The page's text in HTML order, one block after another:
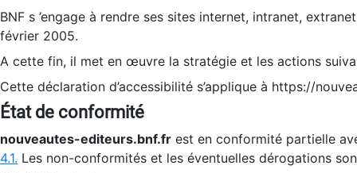
BNF s ’engage à rendre ses sites internet, intranet,
février 2005.
A cette fin, il met en œuvre la stratégie et les actions
Cette déclaration d’accessibilité s’applique à https://
État de conformité
nouveautes-editeurs.bnf.fr est en conformité partielle
4.1. Les non-conformités et les éventuelles dérogations